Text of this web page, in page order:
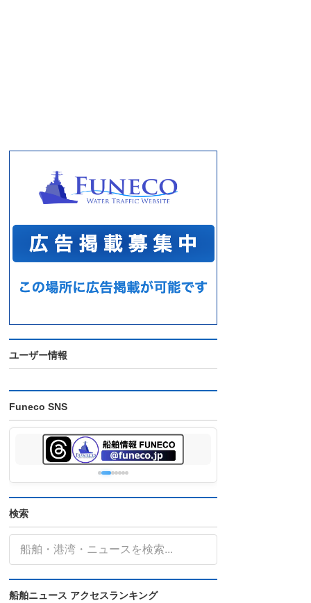
ユーザー情報
Funeco SNS
検索
船舶ニュース アクセスランキング